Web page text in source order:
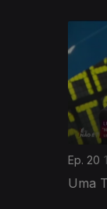
Ep. 20
Uma